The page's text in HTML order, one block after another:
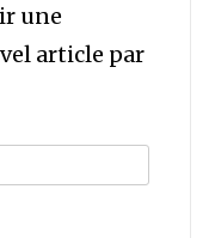
une
article par